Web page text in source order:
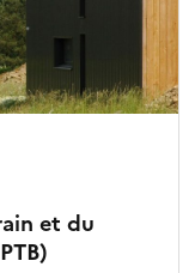
et du